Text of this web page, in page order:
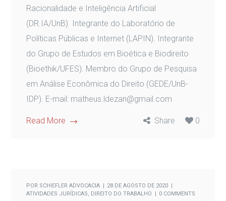
Racionalidade e Inteligência Artificial
(DR.IA/UnB). Integrante do Laboratório de
Políticas Públicas e Internet (LAPIN). Integrante
do Grupo de Estudos em Bioética e Biodireito
(Bioethik/UFES). Membro do Grupo de Pesquisa
em Análise Econômica do Direito (GEDE/UnB-
IDP). E-mail: matheus.ldezan@gmail.com
Read More Share 0
POR SCHIEFLER ADVOCACIA
28 DE AGOSTO DE 2020
ATIVIDADES JURÍDICAS, DIREITO DO TRABALHO 0 COMMENTS